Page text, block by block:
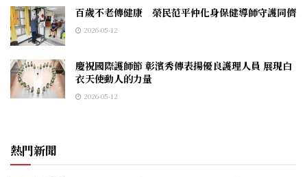
百歲不老傳健康 榮民范平仲化身保健導師守護同儕
2026-05-12
慶祝國際護師節 彰濱秀傳表揚優良護理人員 展現白
衣天使動人的力量
2026-05-12
熱門新聞